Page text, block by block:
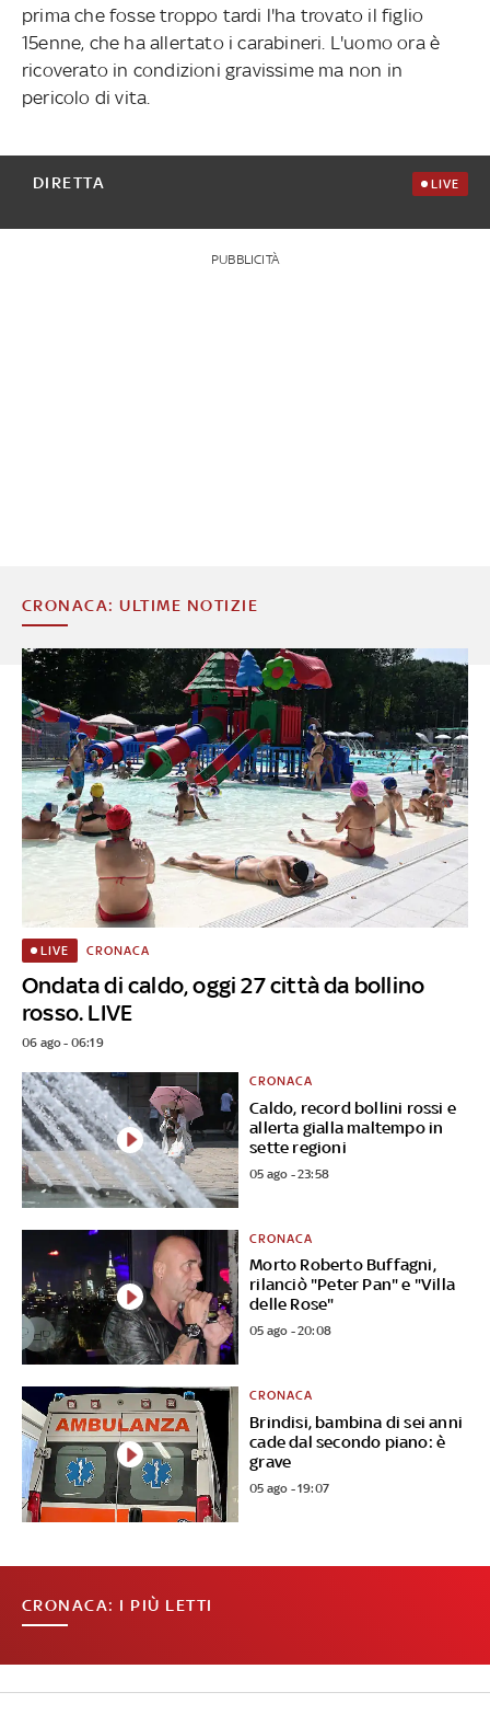
prima che fosse troppo tardi l'ha trovato il figlio
15enne, che ha allertato i carabineri. L'uomo ora è
ricoverato in condizioni gravissime ma non in
pericolo di vita.
DIRETTA LIVE
PUBBLICITÀ
CRONACA: ULTIME NOTIZIE
Ondata di caldo, oggi 27 città da bollino
rosso. LIVE
LIVE CRONACA
06 ago - 06:19
Caldo, record bollini rossi e
allerta gialla maltempo in
sette regioni
CRONACA
05 ago - 23:58
Morto Roberto Buffagni,
rilanciò "Peter Pan" e "Villa
delle Rose"
CRONACA
05 ago - 20:08
Brindisi, bambina di sei anni
cade dal secondo piano: è
grave
CRONACA
05 ago - 19:07
CRONACA: I PIÙ LETTI